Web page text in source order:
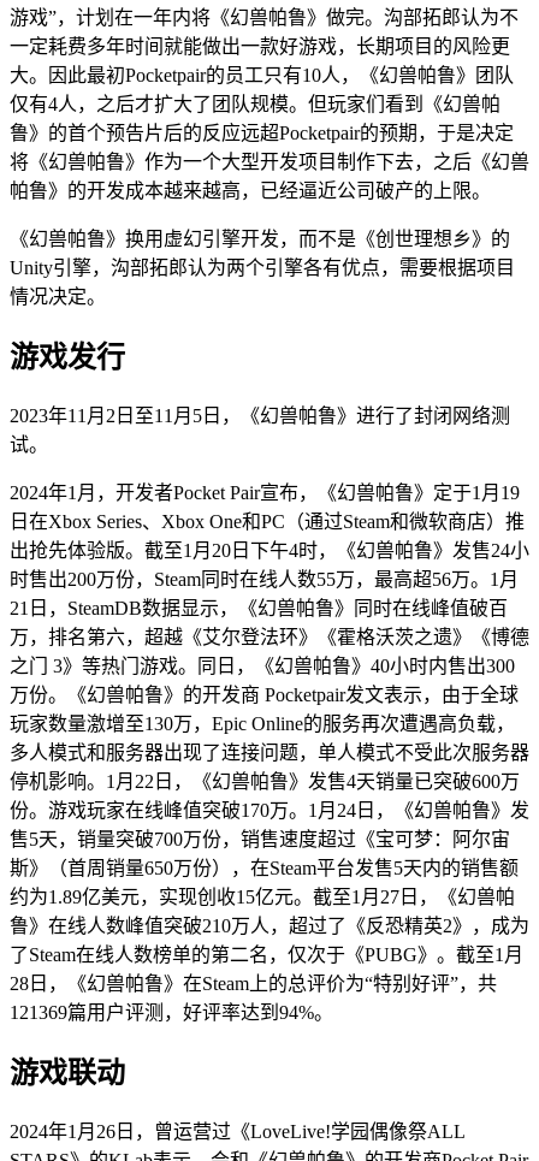
游戏”，计划在一年内将《幻兽帕鲁》做完。沟部拓郎认为不
一定耗费多年时间就能做出一款好游戏，长期项目的风险更
大。因此最初Pocketpair的员工只有10人，《幻兽帕鲁》团队
仅有4人，之后才扩大了团队规模。但玩家们看到《幻兽帕
鲁》的首个预告片后的反应远超Pocketpair的预期，于是决定
将《幻兽帕鲁》作为一个大型开发项目制作下去，之后《幻兽
帕鲁》的开发成本越来越高，已经逼近公司破产的上限。
《幻兽帕鲁》换用虚幻引擎开发，而不是《创世理想乡》的
Unity引擎，沟部拓郎认为两个引擎各有优点，需要根据项目
情况决定。
游戏发行
2023年11月2日至11月5日，《幻兽帕鲁》进行了封闭网络测
试。
2024年1月，开发者Pocket Pair宣布，《幻兽帕鲁》定于1月19
日在Xbox Series、Xbox One和PC（通过Steam和微软商店）推
出抢先体验版。截至1月20日下午4时，《幻兽帕鲁》发售24小
时售出200万份，Steam同时在线人数55万，最高超56万。1月
21日，SteamDB数据显示，《幻兽帕鲁》同时在线峰值破百
万，排名第六，超越《艾尔登法环》《霍格沃茨之遗》《博德
之门 3》等热门游戏。同日，《幻兽帕鲁》40小时内售出300
万份。《幻兽帕鲁》的开发商 Pocketpair发文表示，由于全球
玩家数量激增至130万，Epic Online的服务再次遭遇高负载，
多人模式和服务器出现了连接问题，单人模式不受此次服务器
停机影响。1月22日，《幻兽帕鲁》发售4天销量已突破600万
份。游戏玩家在线峰值突破170万。1月24日，《幻兽帕鲁》发
售5天，销量突破700万份，销售速度超过《宝可梦：阿尔宙
斯》（首周销量650万份），在Steam平台发售5天内的销售额
约为1.89亿美元，实现创收15亿元。截至1月27日，《幻兽帕
鲁》在线人数峰值突破210万人，超过了《反恐精英2》，成为
了Steam在线人数榜单的第二名，仅次于《PUBG》。截至1月
28日，《幻兽帕鲁》在Steam上的总评价为“特别好评”，共
121369篇用户评测，好评率达到94%。
游戏联动
2024年1月26日，曾运营过《LoveLive!学园偶像祭ALL